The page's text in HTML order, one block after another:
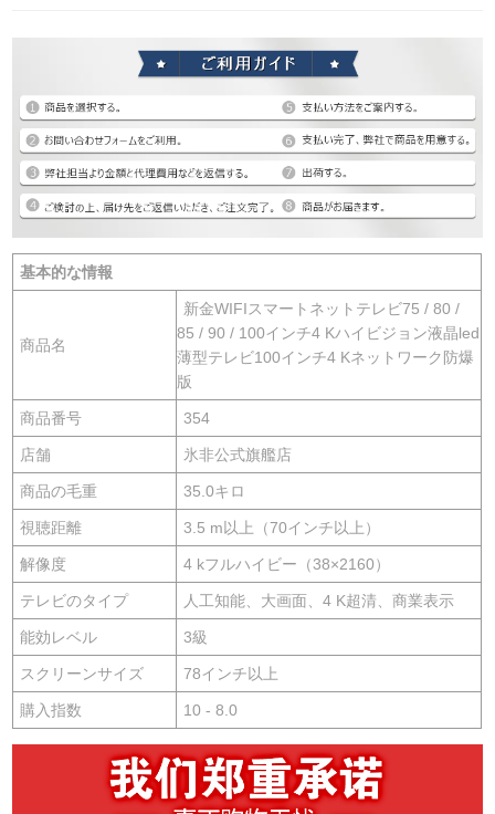
基本的な情報
商品名
新金WIFIスマートネットテレビ75 / 80 /
85 / 90 / 100インチ4 Kハイビジョン液晶led
薄型テレビ100インチ4 Kネットワーク防爆
版
商品番号 354
店舗 氷非公式旗艦店
商品の毛重 35.0キロ
視聴距離 3.5 m以上（70インチ以上）
解像度 4 kフルハイビー（38×2160）
テレビのタイプ 人工知能、大画面、4 K超清、商業表示
能効レベル 3級
スクリーンサイズ 78インチ以上
購入指数 10 - 8.0